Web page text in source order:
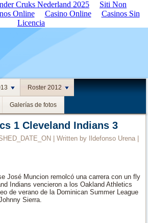
Cruks Nederland 2025
Siti Non
Online Casino Online
Casinos Sin
Licencia
Roster 2012
Galerías de fotos
1 Cleveland Indians 3
|Written by Ildefonso Urena|
José Muncion remolcó una carrera con un fly
Indians vencieron a los Oakland Athletics
de verano de la Dominican Summer League
Sierra.